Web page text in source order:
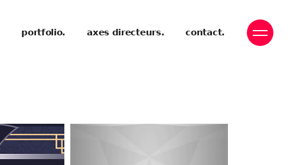
portfolio. axes directeurs. contact.